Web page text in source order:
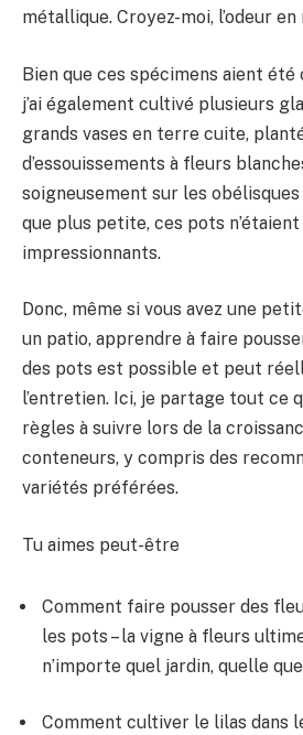
métallique. Croyez-moi, l’odeur
Bien que ces spécimens aient été
j’ai également cultivé plusieurs
grands vases en terre cuite,
d’essouissements à fleurs
soigneusement sur les
que plus petite, ces pots n’étaient
impressionnants.
Donc, même si vous avez une
un patio, apprendre à faire
des pots est possible et peut
l’entretien. Ici, je partage tout ce
règles à suivre lors de la
conteneurs, y compris des
variétés préférées.
Tu aimes peut-être
Comment faire pousser des
les pots – la vigne à fleurs
n’importe quel jardin, quelle
Comment cultiver le lilas dans